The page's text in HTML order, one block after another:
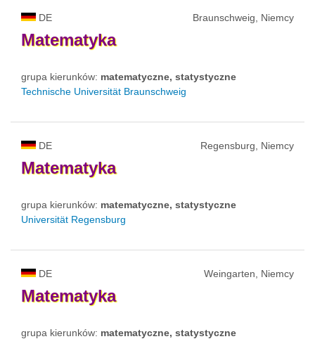
DE Braunschweig, Niemcy
Matematyka
grupa kierunków: matematyczne, statystyczne
Technische Universität Braunschweig
DE Regensburg, Niemcy
Matematyka
grupa kierunków: matematyczne, statystyczne
Universität Regensburg
DE Weingarten, Niemcy
Matematyka
grupa kierunków: matematyczne, statystyczne